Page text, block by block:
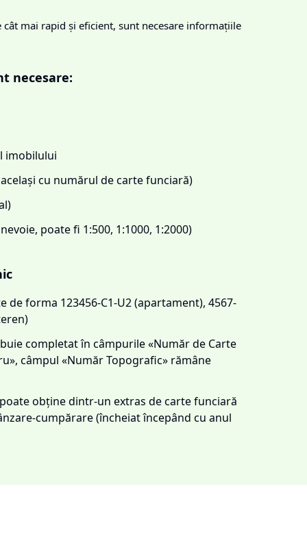
cât mai rapid și eficient, sunt necesare informațiile
necesare:
imobilului
cu numărul de carte funciară)
poate fi 1:500, 1:1000, 1:2000)
forma 123456-C1-U2 (apartament), 4567-
completat în câmpurile «Număr de Carte
câmpul «Număr Topografic» rămâne
obține dintr-un extras de carte funciară
cumpărare (încheiat începând cu anul